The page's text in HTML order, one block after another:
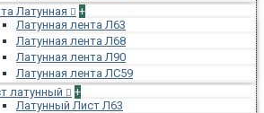
Латунная
+
Латунная лента Л63
Латунная лента Л68
Латунная лента Л90
Латунная лента ЛС59
латунный
+
Латунный Лист Л63